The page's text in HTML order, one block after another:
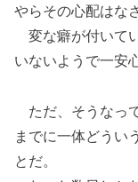
やらその心配はな
変な癖が付いて
いないようで一安
ただ、そうなっ
までに一体どうい
とだ。